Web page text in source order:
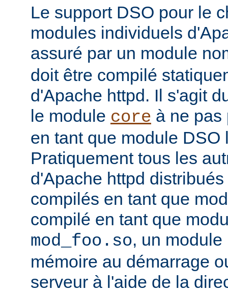
Le support DSO pour le
modules individuels
assuré par un module
doit être compilé
d'Apache httpd. Il s'agit
le module core à ne pas
en tant que module DSO
Pratiquement tous les
d'Apache httpd
compilés en tant que
compilé en tant que
mod_foo.so, un
mémoire au démarrage
serveur à l'aide de la